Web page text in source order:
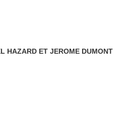
PUBLICATIONS DE SAMUEL HAZARD ET JEROME DUMONT